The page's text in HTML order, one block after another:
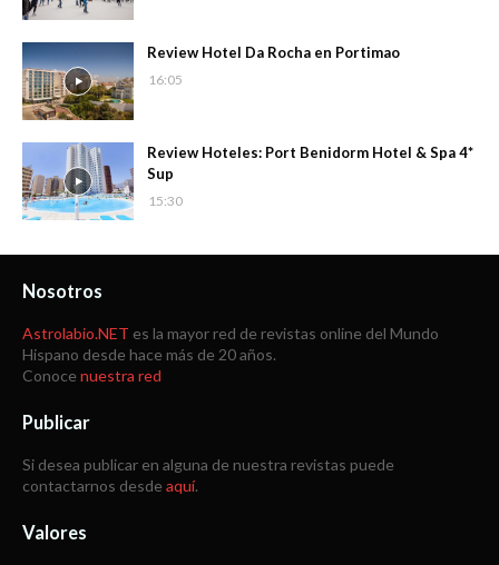
Review Hotel Da Rocha en Portimao
16:05
Review Hoteles: Port Benidorm Hotel & Spa 4*
Sup
15:30
Nosotros
Astrolabio.NET es la mayor red de revistas online del Mundo
Hispano desde hace más de 20 años.
Conoce nuestra red
Publicar
Si desea publicar en alguna de nuestra revistas puede
contactarnos desde aquí.
Valores